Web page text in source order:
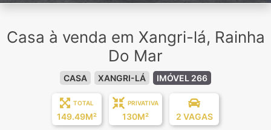
Casa à venda em Xangri-lá, Rainha
Do Mar
CASA XANGRI-LÁ IMÓVEL 266
TOTAL
149.49M²
PRIVATIVA
130M² 2 VAGAS